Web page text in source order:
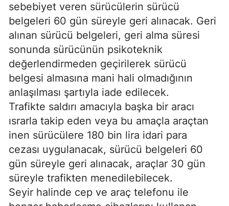
sebebiyet veren sürücülerin sürücü
belgeleri 60 gün süreyle geri alınacak. Geri
alınan sürücü belgeleri, geri alma süresi
sonunda sürücünün psikoteknik
değerlendirmeden geçirilerek sürücü
belgesi almasına mani hali olmadığının
anlaşılması şartıyla iade edilecek.
Trafikte saldırı amacıyla başka bir aracı
ısrarla takip eden veya bu amaçla araçtan
inen sürücülere 180 bin lira idari para
cezası uygulanacak, sürücü belgeleri 60
gün süreyle geri alınacak, araçlar 30 gün
süreyle trafikten menedilebilecek.
Seyir halinde cep ve araç telefonu ile